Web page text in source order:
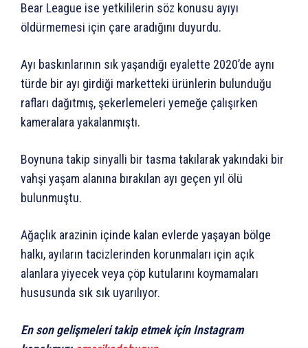
Bear League ise yetkililerin söz konusu ayıyı
öldürmemesi için çare aradığını duyurdu.
Ayı baskınlarının sık yaşandığı eyalette 2020’de aynı
türde bir ayı girdiği marketteki ürünlerin bulunduğu
rafları dağıtmış, şekerlemeleri yemeğe çalışırken
kameralara yakalanmıştı.
Boynuna takip sinyalli bir tasma takılarak yakındaki bir
vahşi yaşam alanına bırakılan ayı geçen yıl ölü
bulunmuştu.
Ağaçlık arazinin içinde kalan evlerde yaşayan bölge
halkı, ayıların tacizlerinden korunmaları için açık
alanlara yiyecek veya çöp kutularını koymamaları
hususunda sık sık uyarılıyor.
En son gelişmeleri takip etmek için Instagram